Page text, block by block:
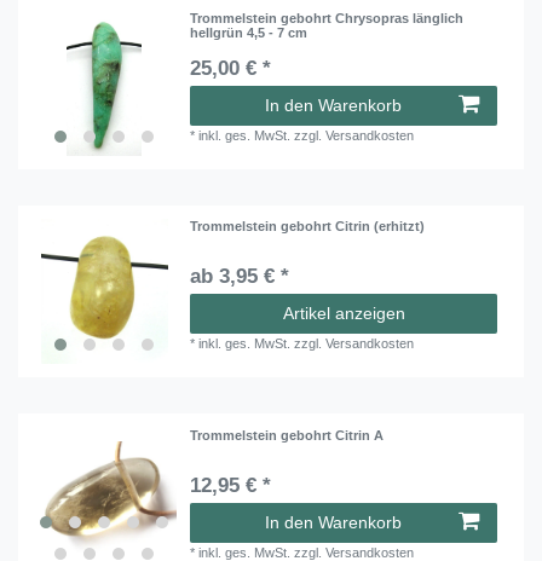
Trommelstein gebohrt Chrysopras länglich
hellgrün 4,5 - 7 cm
25,00 € *
In den Warenkorb
*inkl. ges. MwSt. zzgl.Versandkosten
Trommelstein gebohrt Citrin (erhitzt)
ab 3,95 € *
Artikel anzeigen
*inkl. ges. MwSt. zzgl.Versandkosten
Trommelstein gebohrt Citrin A
12,95 € *
In den Warenkorb
*inkl. ges. MwSt. zzgl.Versandkosten